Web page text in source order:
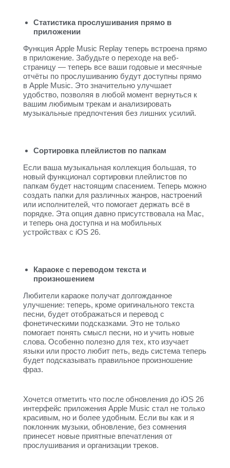
Статистика прослушивания прямо в
приложении
Функция Apple Music Replay теперь встроена прямо
в приложение. Забудьте о переходе на веб-
страницу — теперь все ваши годовые и месячные
отчёты по прослушиванию будут доступны прямо
в Apple Music. Это значительно улучшает
удобство, позволяя в любой момент вернуться к
вашим любимым трекам и анализировать
музыкальные предпочтения без лишних усилий.
Сортировка плейлистов по папкам
Если ваша музыкальная коллекция большая, то
новый функционал сортировки плейлистов по
папкам будет настоящим спасением. Теперь можно
создать папки для различных жанров, настроений
или исполнителей, что помогает держать всё в
порядке. Эта опция давно присутствовала на Mac,
и теперь она доступна и на мобильных
устройствах с iOS 26.
Караоке с переводом текста и
произношением
Любители караоке получат долгожданное
улучшение: теперь, кроме оригинального текста
песни, будет отображаться и перевод с
фонетическими подсказками. Это не только
помогает понять смысл песни, но и учить новые
слова. Особенно полезно для тех, кто изучает
языки или просто любит петь, ведь система теперь
будет подсказывать правильное произношение
фраз.
Хочется отметить что после обновления до iOS 26
интерфейс приложения Apple Music стал не только
красивым, но и более удобным. Если вы как и я
поклонник музыки, обновление, без сомнения
принесет новые приятные впечатления от
прослушивания и организации треков.